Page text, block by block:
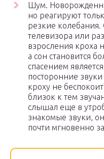
Шум.
но реагируют
резкие колебания.
телевизора или
взросления кроха
а сон становится
спасением
посторонние
кроху не
близок к тем
слышал еще в
знакомые звуки,
почти мгновенно